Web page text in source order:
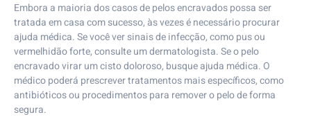
Embora a maioria dos casos de pelos encravados possa ser
tratada em casa com sucesso, às vezes é necessário procurar
ajuda médica. Se você ver sinais de infecção, como pus ou
vermelhidão forte, consulte um dermatologista. Se o pelo
encravado virar um cisto doloroso, busque ajuda médica. O
médico poderá prescrever tratamentos mais específicos, como
antibióticos ou procedimentos para remover o pelo de forma
segura.